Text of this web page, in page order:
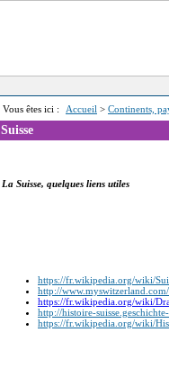
Vous êtes ici : Accueil > Continents,
Suisse
La Suisse, quelques liens utiles
https://fr.wikipedia.org/wiki/
http://
https://fr.wikipedia.org/wiki/
http://histoire-
https://fr.wikipedia.org/wiki/